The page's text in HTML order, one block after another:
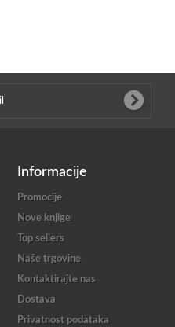
Informacije
Promocije
Nove knjige
Top sellers
Naše trgovine
Kontaktirajte nas
Dostava
Privatnost podataka